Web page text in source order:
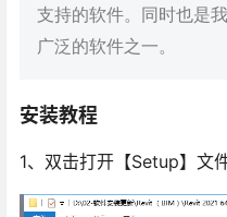
支持的软件。同时也是
广泛的软件之一。
安装教程
1、双击打开【Setup】文